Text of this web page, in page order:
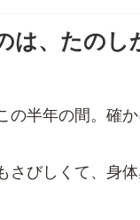
は、たのし
の半年の間。確
さびしくて、身